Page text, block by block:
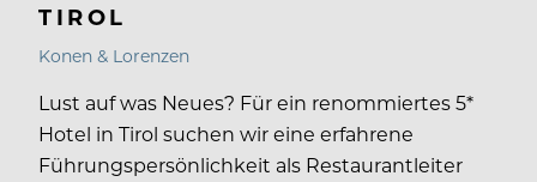
TIROL
Konen & Lorenzen
Lust auf was Neues? Für ein renommiertes 5*
Hotel in Tirol suchen wir eine erfahrene
Führungspersönlichkeit als Restaurantleiter